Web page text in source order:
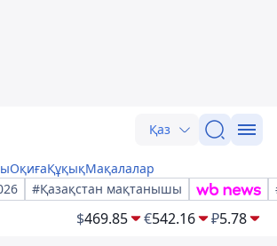
Қаз
ОқиғаҚұқықМақалалар
#Қазақстан мақтанышы
$469.85 €542.16 ₽5.78